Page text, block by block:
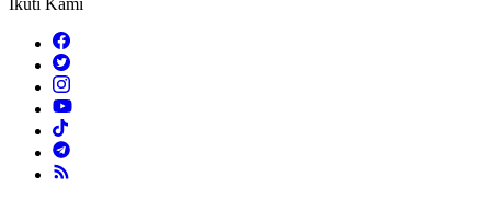
Ikuti Kami